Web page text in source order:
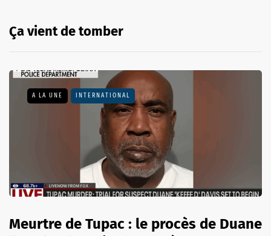
Ça vient de tomber
A LA UNE INTERNATIONAL
Meurtre de Tupac : le procès de Duane